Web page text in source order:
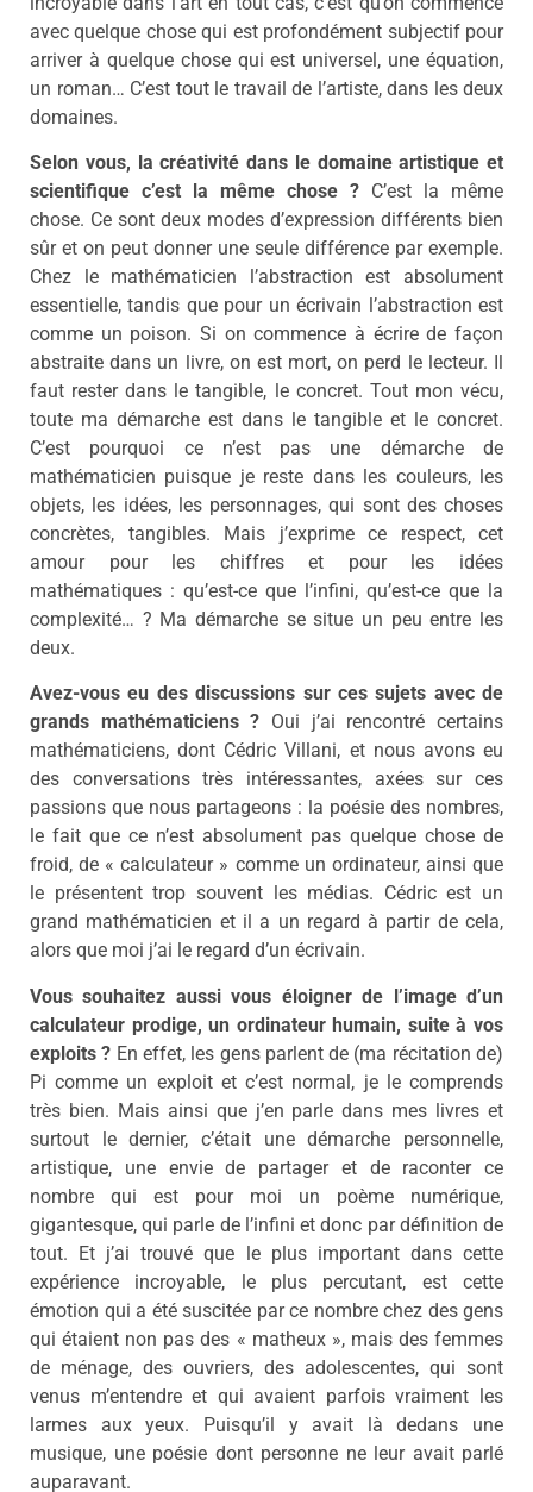
avec quelque chose qui est profondément subjectif pour
arriver à quelque chose qui est universel, une équation,
un roman… C’est tout le travail de l’artiste, dans les deux
domaines.
Selon vous, la créativité dans le domaine artistique et
scientifique c’est la même chose ? C’est la même
chose. Ce sont deux modes d’expression différents bien
sûr et on peut donner une seule différence par exemple.
Chez le mathématicien l’abstraction est absolument
essentielle, tandis que pour un écrivain l’abstraction est
comme un poison. Si on commence à écrire de façon
abstraite dans un livre, on est mort, on perd le lecteur. Il
faut rester dans le tangible, le concret. Tout mon vécu,
toute ma démarche est dans le tangible et le concret.
C’est pourquoi ce n’est pas une démarche de
mathématicien puisque je reste dans les couleurs, les
objets, les idées, les personnages, qui sont des choses
concrètes, tangibles. Mais j’exprime ce respect, cet
amour pour les chiffres et pour les idées
mathématiques : qu’est-ce que l’infini, qu’est-ce que la
complexité… ? Ma démarche se situe un peu entre les
deux.
Avez-vous eu des discussions sur ces sujets avec de
grands mathématiciens ? Oui j’ai rencontré certains
mathématiciens, dont Cédric Villani, et nous avons eu
des conversations très intéressantes, axées sur ces
passions que nous partageons : la poésie des nombres,
le fait que ce n’est absolument pas quelque chose de
froid, de « calculateur » comme un ordinateur, ainsi que
le présentent trop souvent les médias. Cédric est un
grand mathématicien et il a un regard à partir de cela,
alors que moi j’ai le regard d’un écrivain.
Vous souhaitez aussi vous éloigner de l’image d’un
calculateur prodige, un ordinateur humain, suite à vos
exploits ? En effet, les gens parlent de (ma récitation de)
Pi comme un exploit et c’est normal, je le comprends
très bien. Mais ainsi que j’en parle dans mes livres et
surtout le dernier, c’était une démarche personnelle,
artistique, une envie de partager et de raconter ce
nombre qui est pour moi un poème numérique,
gigantesque, qui parle de l’infini et donc par définition de
tout. Et j’ai trouvé que le plus important dans cette
expérience incroyable, le plus percutant, est cette
émotion qui a été suscitée par ce nombre chez des gens
qui étaient non pas des « matheux », mais des femmes
de ménage, des ouvriers, des adolescentes, qui sont
venus m’entendre et qui avaient parfois vraiment les
larmes aux yeux. Puisqu’il y avait là dedans une
musique, une poésie dont personne ne leur avait parlé
auparavant.